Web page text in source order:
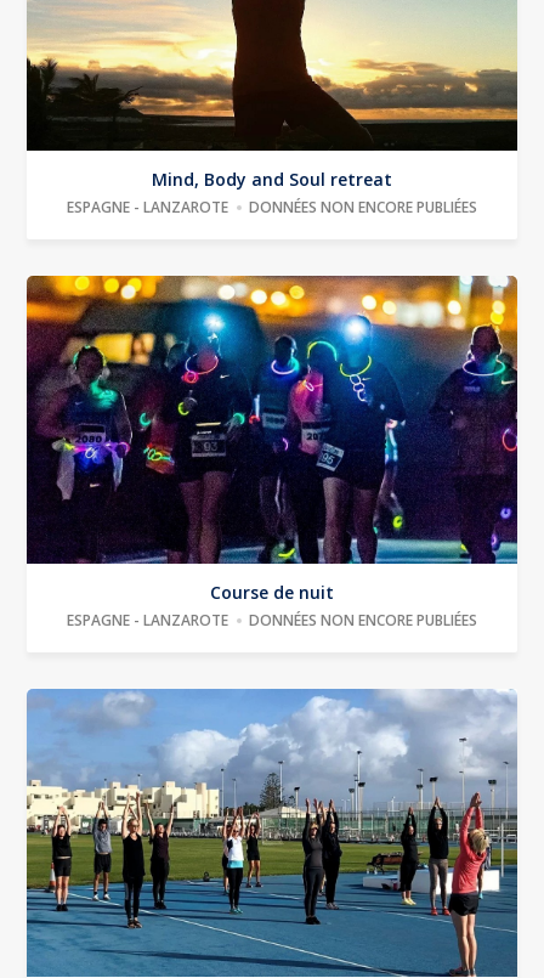
Mind, Body and Soul retreat
ESPAGNE - LANZAROTE DONNÉES NON ENCORE PUBLIÉES
Course de nuit
ESPAGNE - LANZAROTE DONNÉES NON ENCORE PUBLIÉES